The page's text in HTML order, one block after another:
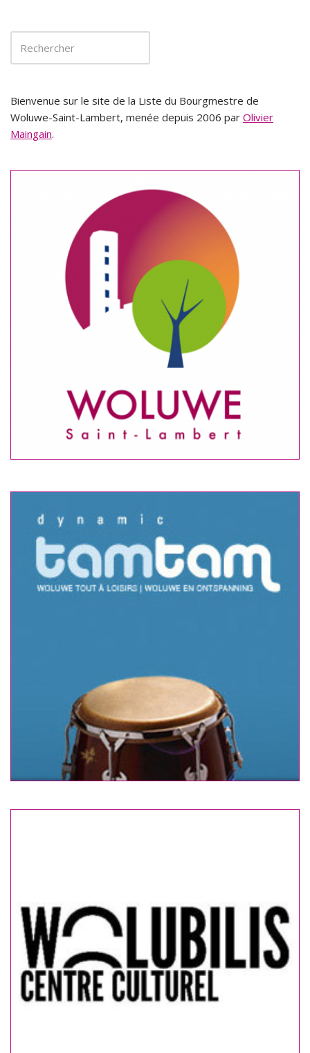
Bienvenue sur le site de la Liste du Bourgmestre de
Woluwe-Saint-Lambert, menée depuis 2006 par Olivier
Maingain.